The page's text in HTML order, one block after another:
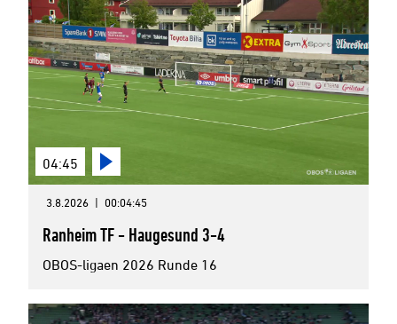
04:45
3.8.2026 | 00:04:45
Ranheim TF - Haugesund 3-4
OBOS-ligaen 2026 Runde 16